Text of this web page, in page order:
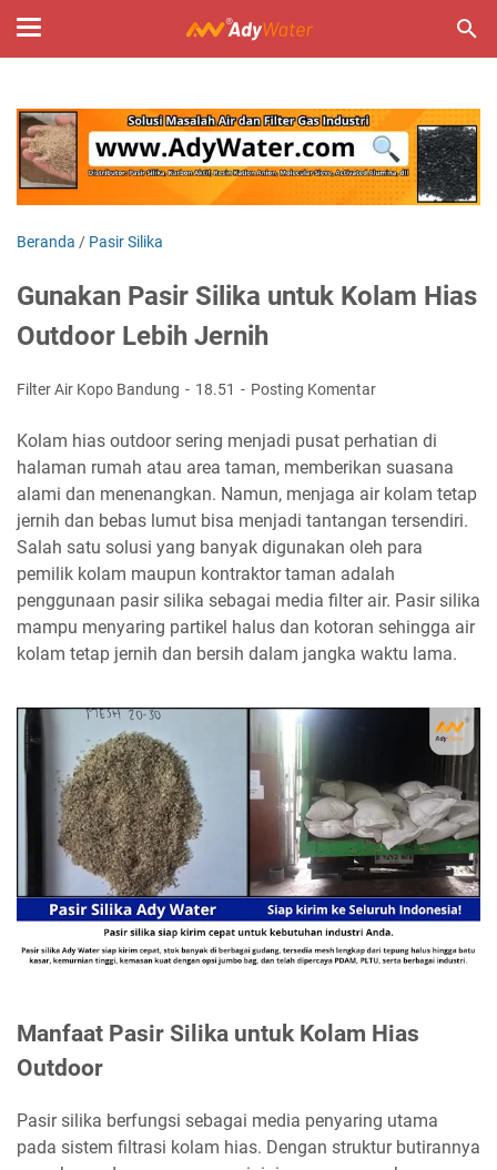
Beranda / Pasir Silika
Gunakan Pasir Silika untuk Kolam Hias
Outdoor Lebih Jernih
Filter Air Kopo Bandung 18.51 Posting Komentar
Kolam hias outdoor sering menjadi pusat perhatian di
halaman rumah atau area taman, memberikan suasana
alami dan menenangkan. Namun, menjaga air kolam tetap
jernih dan bebas lumut bisa menjadi tantangan tersendiri.
Salah satu solusi yang banyak digunakan oleh para
pemilik kolam maupun kontraktor taman adalah
penggunaan pasir silika sebagai media filter air. Pasir silika
mampu menyaring partikel halus dan kotoran sehingga air
kolam tetap jernih dan bersih dalam jangka waktu lama.
Manfaat Pasir Silika untuk Kolam Hias
Outdoor
Pasir silika berfungsi sebagai media penyaring utama
pada sistem filtrasi kolam hias. Dengan struktur butirannya